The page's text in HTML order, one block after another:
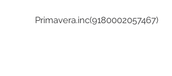
Primavera.inc(9180002057467)